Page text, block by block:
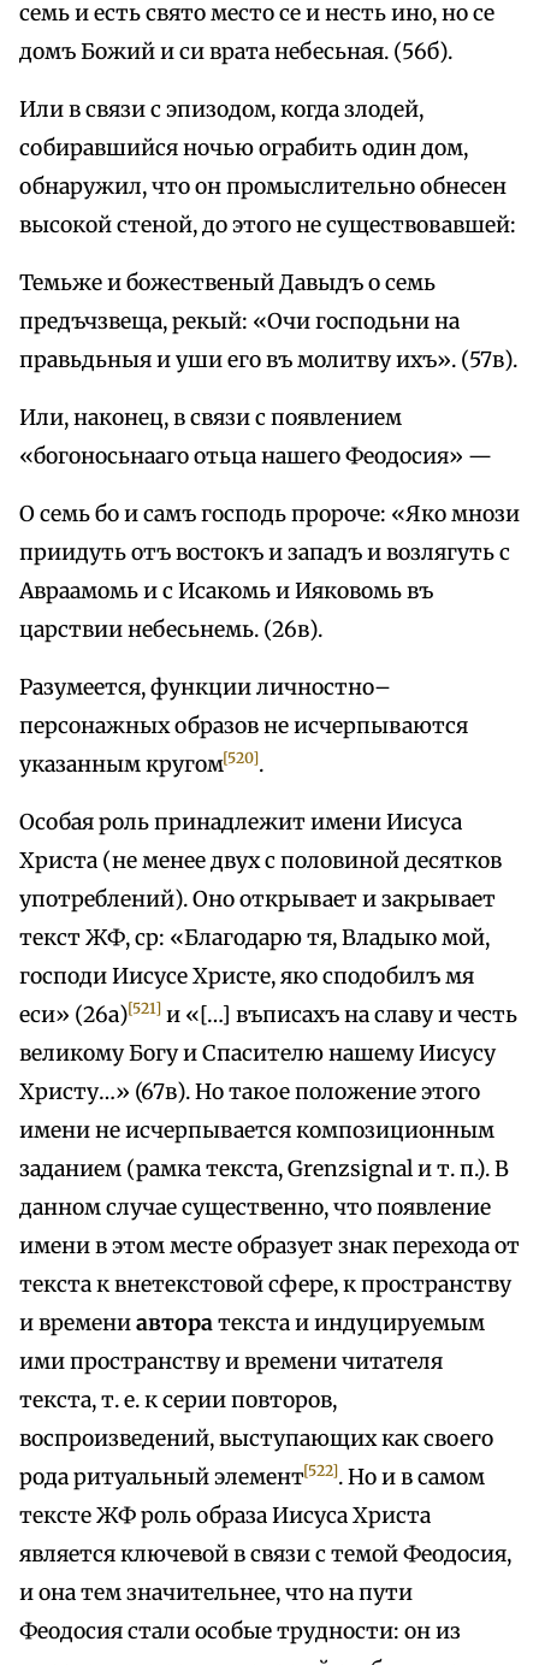
семь и есть свято место се и несть ино, но се
домъ Божий и си врата небесьная. (56б).
Или в связи с эпизодом, когда злодей,
собиравшийся ночью ограбить один дом,
обнаружил, что он промыслительно обнесен
высокой стеной, до этого не существовавшей:
Темьже и божественый Давыдъ о семь
предъчзвеща, рекый: «Очи господьни на
правьдьныя и уши его въ молитву ихъ». (57в).
Или, наконец, в связи с появлением
«богоносьнааго отьца нашего Феодосия» —
О семь бо и самъ господь пророче: «Яко мнози
приидуть отъ востокъ и западъ и возлягуть с
Авраамомь и с Исакомь и Ияковомь въ
царствии небесьнемь. (26в).
Разумеется, функции личностно–
персонажных образов не исчерпываются
указанным кругом[520].
Особая роль принадлежит имени Иисуса
Христа (не менее двух с половиной десятков
употреблений). Оно открывает и закрывает
текст ЖФ, ср: «Благодарю тя, Владыко мой,
господи Иисусе Христе, яко сподобилъ мя
еси» (26а)[521] и «[…] въписахъ на славу и честь
великому Богу и Спасителю нашему Иисусу
Христу…» (67в). Но такое положение этого
имени не исчерпывается композиционным
заданием (рамка текста, Grenzsignal и т. п.). В
данном случае существенно, что появление
имени в этом месте образует знак перехода от
текста к внетекстовой сфере, к пространству
и времениавторатекста и индуцируемым
ими пространству и времени читателя
текста, т. е. к серии повторов,
воспроизведений, выступающих как своего
рода ритуальный элемент[522]. Но и в самом
тексте ЖФ роль образа Иисуса Христа
является ключевой в связи с темой Феодосия,
и она тем значительнее, что на пути
Феодосия стали особые трудности: он из